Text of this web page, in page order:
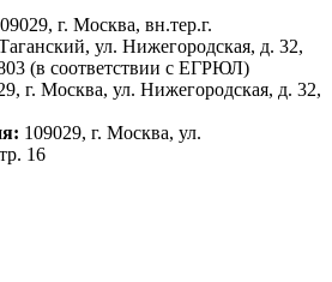
г. Москва, вн.тер.г.
ул. Нижегородская, д. 32,
(в соответствии с ЕГРЮЛ)
г. Москва, ул. Нижегородская, д. 32,
109029, г. Москва, ул.
16